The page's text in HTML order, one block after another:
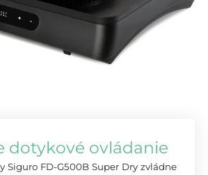
dotykové ovládanie
Siguro FD-G500B Super Dry zvládne